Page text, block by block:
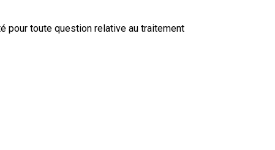
pour toute question relative au traitement